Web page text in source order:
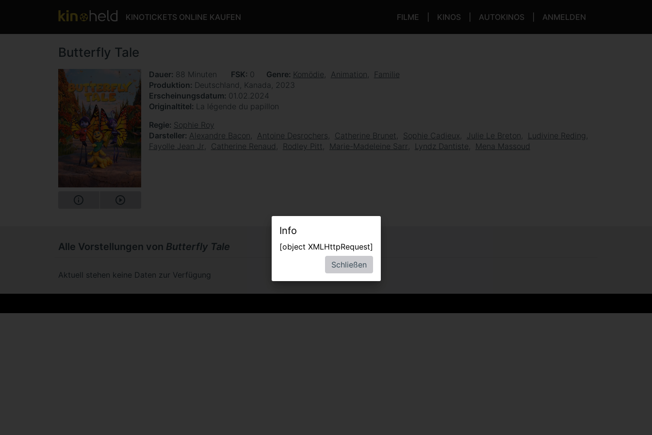
KINOTICKETS ONLINE KAUFEN FILME KINOS AUTOKINOS ANMELDEN
Butterfly Tale
Dauer 88 Minuten FSK 0 Genre Komödie Animation
Familie
Produktion Deutschland, Kanada, 2023
Erscheinungsdatum 01.02.2024
Originaltitel La légende du papillon
Regie Sophie Roy
Darsteller Alexandre Bacon Antoine Desrochers Catherine Brunet Sophie Cadieux Julie Le Breton
Ludivine Reding
Fayolle Jean Jr
Catherine Renaud Rodley Pitt Marie-Madeleine Sarr Lyndz Dantiste Mena Massoud
Alle Vorstellungen von Butterfly Tale
Aktuell stehen keine Daten zur Verfügung
Info
[object XMLHttpRequest]
Schließen